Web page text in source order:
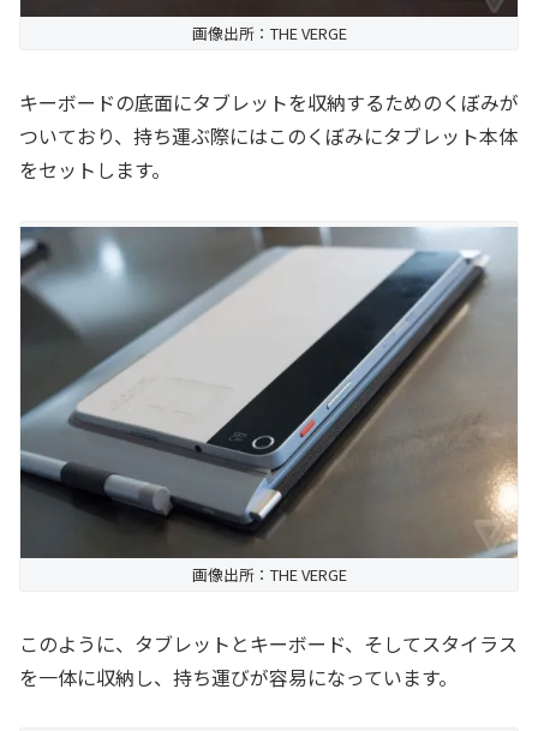
画像出所：THE VERGE
キーボードの底面にタブレットを収納するためのくぼみが
ついており、持ち運ぶ際にはこのくぼみにタブレット本体
をセットします。
画像出所：THE VERGE
このように、タブレットとキーボード、そしてスタイラス
を一体に収納し、持ち運びが容易になっています。